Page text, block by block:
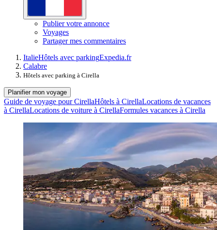
Publier votre annonce
Voyages
Partager mes commentaires
ItalieHôtels avec parkingExpedia.fr
Calabre
Hôtels avec parking à Cirella
Planifier mon voyage
Guide de voyage pour CirellaHôtels à CirellaLocations de vacances
à CirellaLocations de voiture à CirellaFormules vacances à Cirella